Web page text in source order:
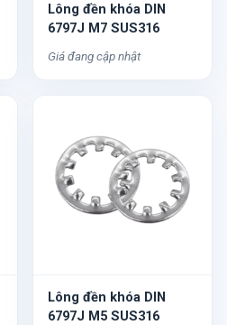
Lông đền khóa DIN
6797J M7 SUS316
Giá đang cập nhật
Lông đền khóa DIN
6797J M5 SUS316